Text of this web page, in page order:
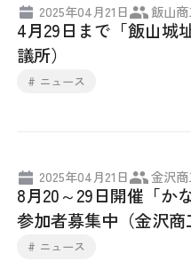
融資制度
ビジネス
組織概要
役員紹介
2025年04月21日 飯山
4月29日まで「飯山城
議所）
# ニュース
2025年04月21日 金沢
8月20～29日開催「か
参加者募集中（金沢商
# ニュース